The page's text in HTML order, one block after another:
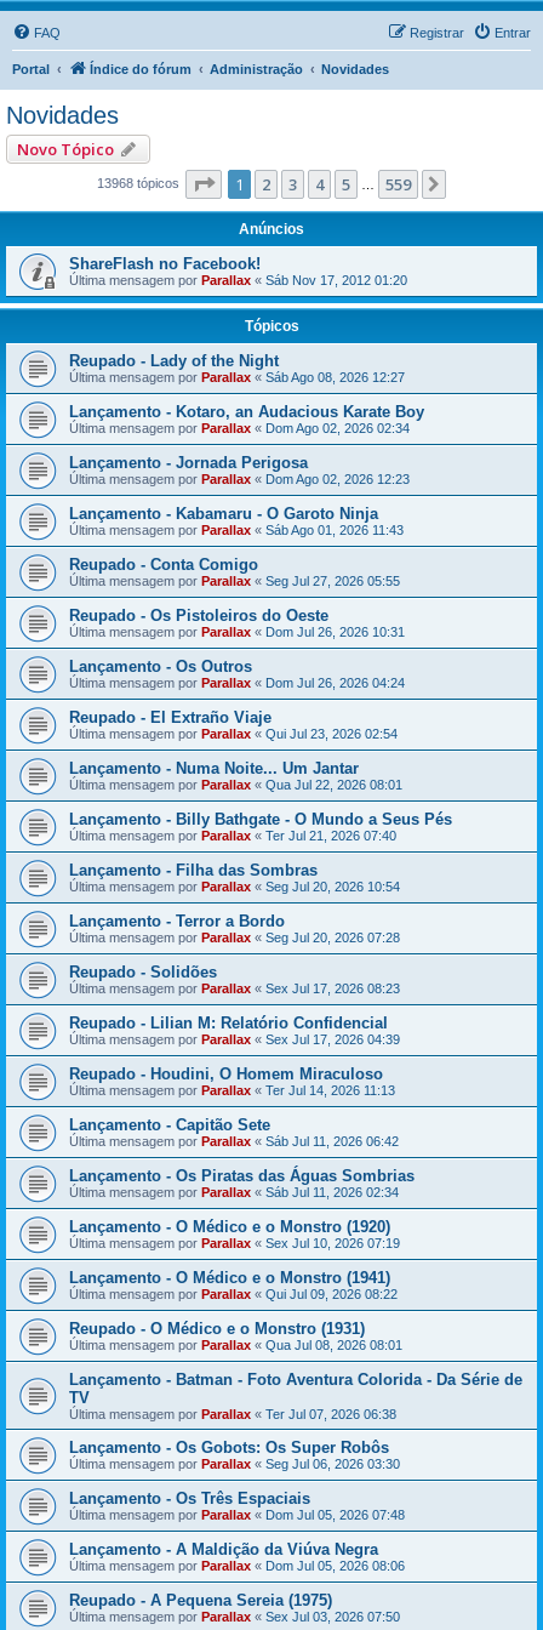
FAQ Entrar
Registrar
Portal Índice do fórum Administração Novidades
Novidades
Novo Tópico
13968 tópicos Página de 559
1 2 3 4 5 559
Anúncios
ShareFlash no Facebook!
Última mensagem por Parallax « Sáb Nov 17, 2012 01:20
Tópicos
Reupado - Lady of the Night
Última mensagem por Parallax « Sáb Ago 08, 2026 12:27
Lançamento - Kotaro, an Audacious Karate Boy
Última mensagem por Parallax « Dom Ago 02, 2026 02:34
Lançamento - Jornada Perigosa
Última mensagem por Parallax « Dom Ago 02, 2026 12:23
Lançamento - Kabamaru - O Garoto Ninja
Última mensagem por Parallax « Sáb Ago 01, 2026 11:43
Reupado - Conta Comigo
Última mensagem por Parallax « Seg Jul 27, 2026 05:55
Reupado - Os Pistoleiros do Oeste
Última mensagem por Parallax « Dom Jul 26, 2026 10:31
Lançamento - Os Outros
Última mensagem por Parallax « Dom Jul 26, 2026 04:24
Reupado - El Extraño Viaje
Última mensagem por Parallax « Qui Jul 23, 2026 02:54
Lançamento - Numa Noite... Um Jantar
Última mensagem por Parallax « Qua Jul 22, 2026 08:01
Lançamento - Billy Bathgate - O Mundo a Seus Pés
Última mensagem por Parallax « Ter Jul 21, 2026 07:40
Lançamento - Filha das Sombras
Última mensagem por Parallax « Seg Jul 20, 2026 10:54
Lançamento - Terror a Bordo
Última mensagem por Parallax « Seg Jul 20, 2026 07:28
Reupado - Solidões
Última mensagem por Parallax « Sex Jul 17, 2026 08:23
Reupado - Lilian M: Relatório Confidencial
Última mensagem por Parallax « Sex Jul 17, 2026 04:39
Reupado - Houdini, O Homem Miraculoso
Última mensagem por Parallax « Ter Jul 14, 2026 11:13
Lançamento - Capitão Sete
Última mensagem por Parallax « Sáb Jul 11, 2026 06:42
Lançamento - Os Piratas das Águas Sombrias
Última mensagem por Parallax « Sáb Jul 11, 2026 02:34
Lançamento - O Médico e o Monstro (1920)
Última mensagem por Parallax « Sex Jul 10, 2026 07:19
Lançamento - O Médico e o Monstro (1941)
Última mensagem por Parallax « Qui Jul 09, 2026 08:22
Reupado - O Médico e o Monstro (1931)
Última mensagem por Parallax « Qua Jul 08, 2026 08:01
Lançamento - Batman - Foto Aventura Colorida - Da Série de
TV
Última mensagem por Parallax « Ter Jul 07, 2026 06:38
Lançamento - Os Gobots: Os Super Robôs
Última mensagem por Parallax « Seg Jul 06, 2026 03:30
Lançamento - Os Três Espaciais
Última mensagem por Parallax « Dom Jul 05, 2026 07:48
Lançamento - A Maldição da Viúva Negra
Última mensagem por Parallax « Dom Jul 05, 2026 08:06
Reupado - A Pequena Sereia (1975)
Última mensagem por Parallax « Sex Jul 03, 2026 07:50